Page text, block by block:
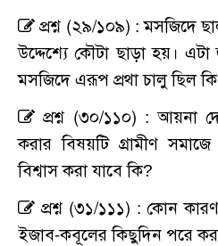
প্রশ্ন (২৯/১০৯) : মসজিদে
উদ্দেশ্যে কৌটা ছাড়া হয়।
মসজিদে এরূপ প্রথা চালু ছিল
প্রশ্ন (৩০/১১০) : আয়না
করার বিষয়টি গ্রামীণ
বিশ্বাস করা যাবে কি?
প্রশ্ন (৩১/১১১) : কোন
ইজাব-কবূলের কিছুদিন পরে